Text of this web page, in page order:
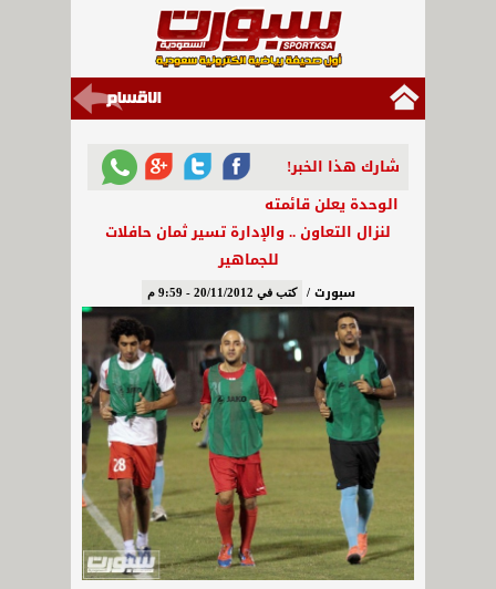
شارك هذا الخبر!
الوحدة يعلن قائمته
لنزال التعاون .. والإدارة تسير ثمان حافلات
للجماهير
سبورت / كتب في 20/11/2012 - 9:59 م